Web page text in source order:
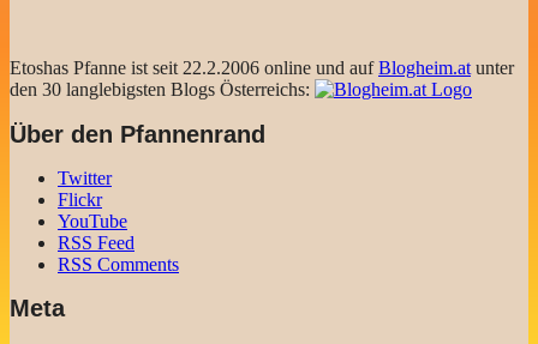
Etoshas Pfanne ist seit 22.2.2006 online und aufBlogheim.at unter
den 30 langlebigsten Blogs Österreichs:
Über den Pfannenrand
Twitter
Flickr
YouTube
RSS Feed
RSS Comments
Meta